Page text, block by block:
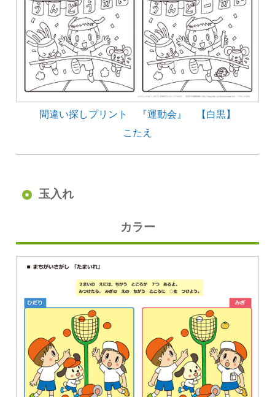
間違い探しプリント 『運動会』 【白黒】
こたえ
玉入れ
カラー